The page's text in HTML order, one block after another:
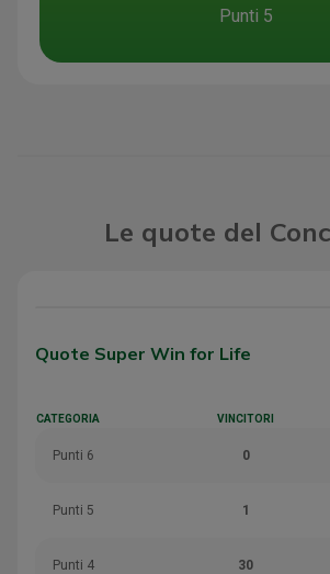
Punti 5
Le quote del
Quote Super Win for Life
CATEGORIA VINCITORI
Punti 6 0
Punti 5 1
Punti 4 30